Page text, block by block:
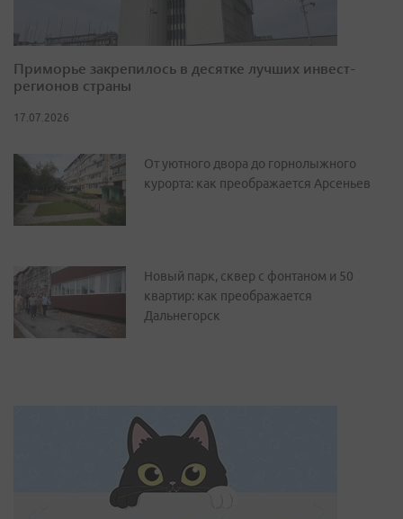
Приморье закрепилось в десятке лучших инвест-
регионов страны
17.07.2026
От уютного двора до горнолыжного
курорта: как преображается Арсеньев
Новый парк, сквер с фонтаном и 50
квартир: как преображается
Дальнегорск